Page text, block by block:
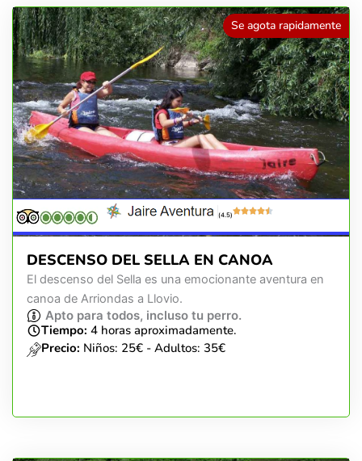
Se agota rapidamente
(4.5)
DESCENSO DEL SELLA EN CANOA
El descenso del Sella es una emocionante aventura en
canoa de Arriondas a Llovio.
Apto para todos, incluso tu perro.
Tiempo: 4 horas aproximadamente.
Precio: Niños: 25€ - Adultos: 35€